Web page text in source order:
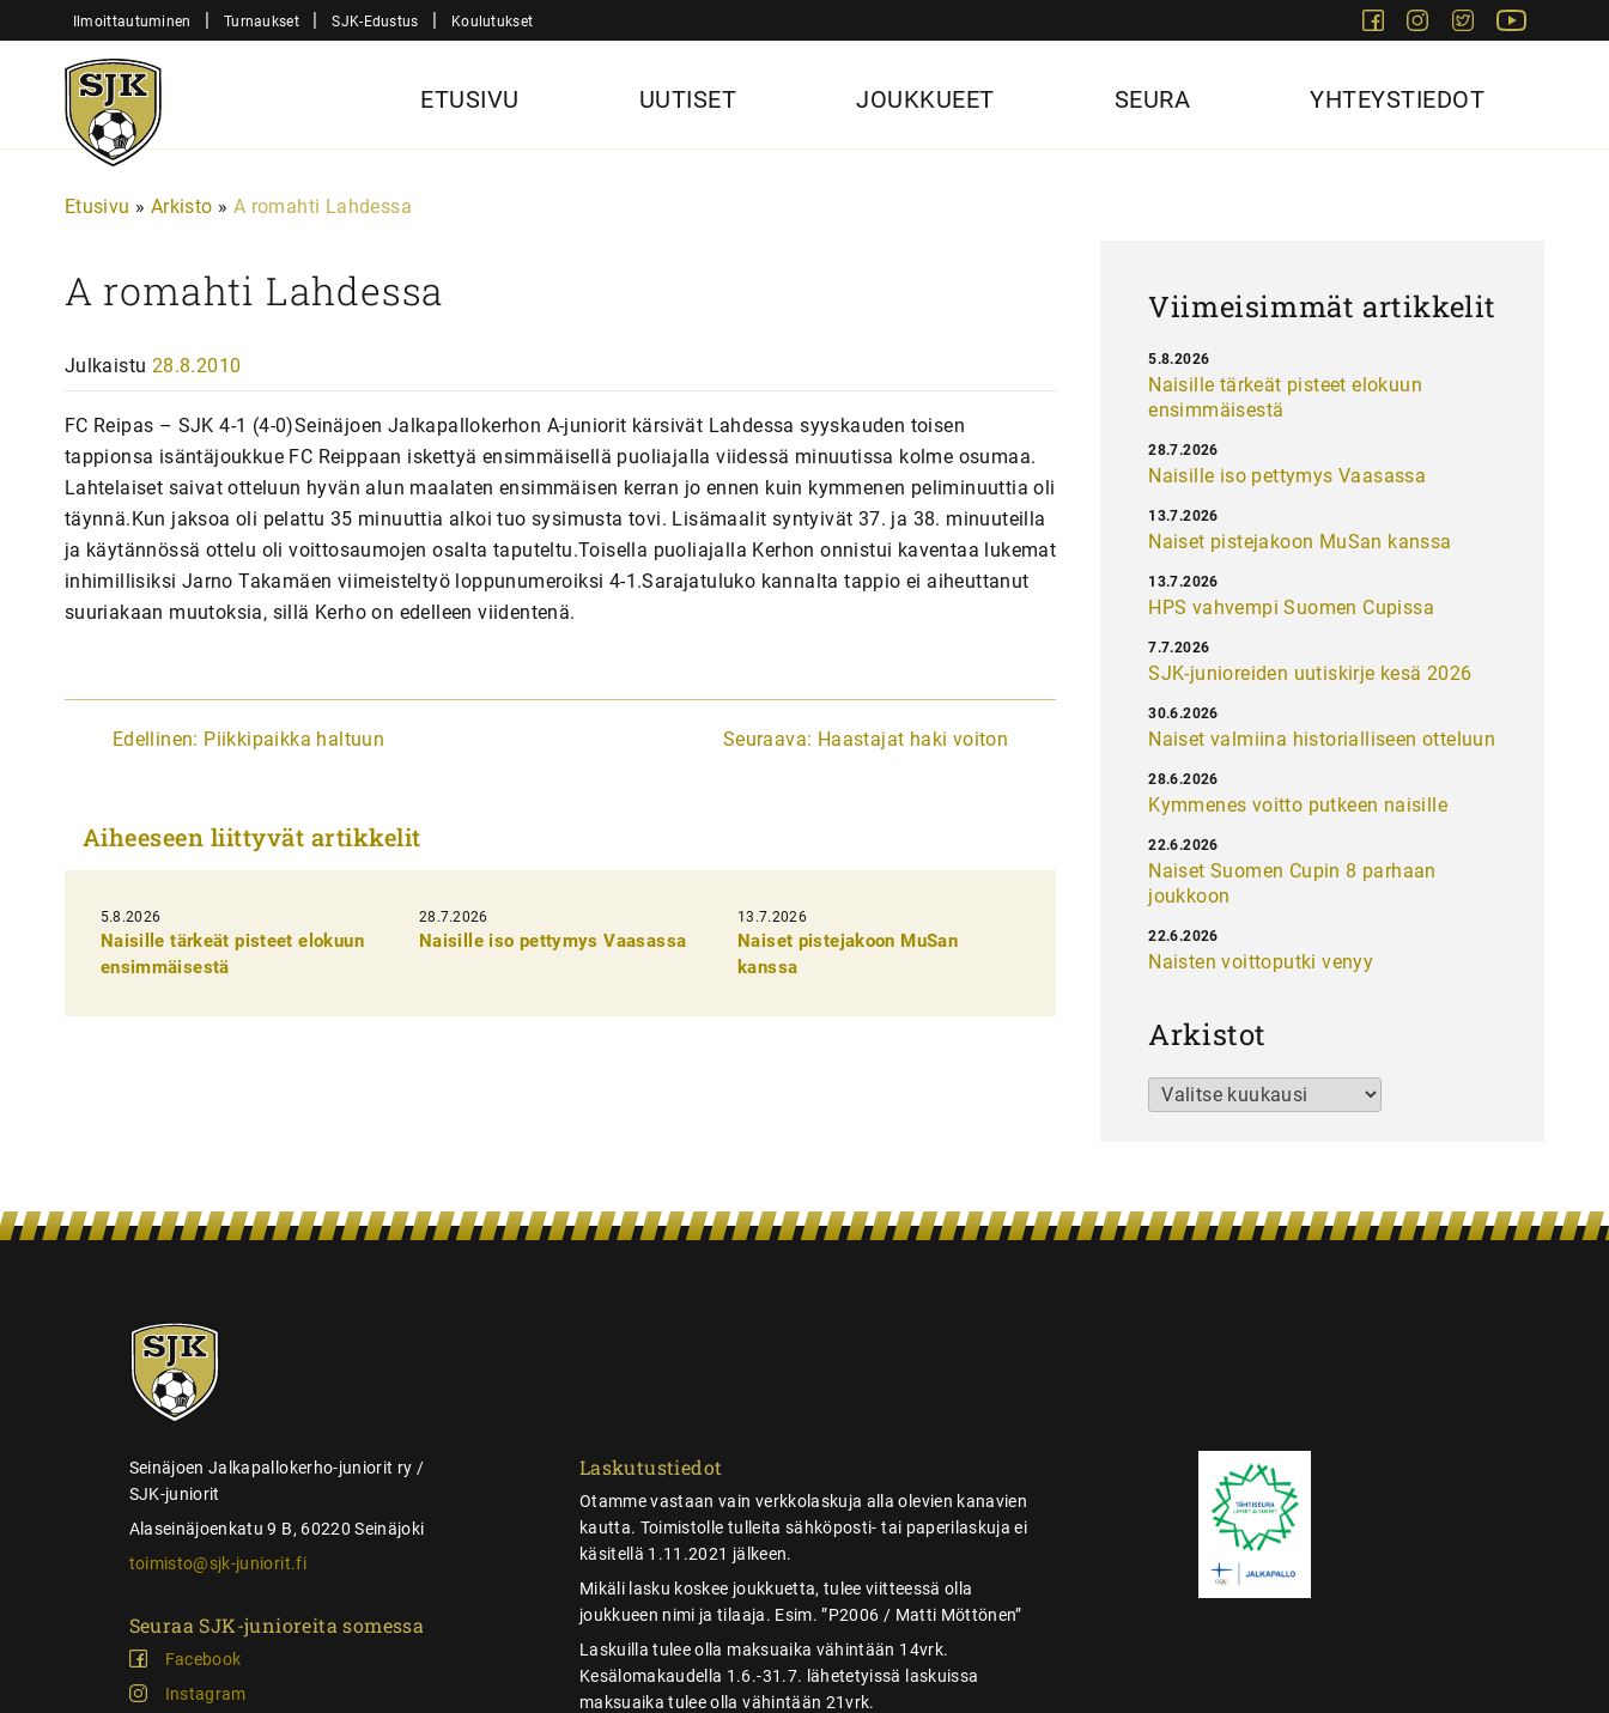
sisältöön
Ilmoittautuminen | Turnaukset | SJK-Edustus | Koulutukset FacebookInstagram
Twitter
Sjk-
Juniorit
ETUSIVU UUTISET JOUKKUEET SEURA YHTEYSTIEDOT
Etusivu » Arkisto » A romahti Lahdessa
A romahti Lahdessa
Julkaistu 28.8.2010
FC Reipas – SJK 4-1 (4-0)Seinäjoen Jalkapallokerhon A-juniorit kärsivät Lahdessa syyskauden toisen
tappionsa isäntäjoukkue FC Reippaan iskettyä ensimmäisellä puoliajalla viidessä minuutissa kolme osumaa.
Lahtelaiset saivat otteluun hyvän alun maalaten ensimmäisen kerran jo ennen kuin kymmenen peliminuuttia oli
täynnä.Kun jaksoa oli pelattu 35 minuuttia alkoi tuo sysimusta tovi. Lisämaalit syntyivät 37. ja 38. minuuteilla
ja käytännössä ottelu oli voittosaumojen osalta taputeltu.Toisella puoliajalla Kerhon onnistui kaventaa lukemat
inhimillisiksi Jarno Takamäen viimeisteltyö loppunumeroiksi 4-1.Sarajatuluko kannalta tappio ei aiheuttanut
suuriakaan muutoksia, sillä Kerho on edelleen viidentenä.
A
i
k
e
l
Edellinen: Piikkipaikka haltuun Seuraava: Haastajat haki voiton
Aiheeseen liittyvät artikkelit
5.8.2026
Naisille tärkeät pisteet elokuun
ensimmäisestä
28.7.2026
Naisille iso pettymys Vaasassa
13.7.2026
Naiset pistejakoon MuSan
kanssa
Viimeisimmät artikkelit
Naisille tärkeät pisteet elokuun
ensimmäisestä
5.8.2026
Naisille iso pettymys Vaasassa
28.7.2026
Naiset pistejakoon MuSan kanssa
13.7.2026
HPS vahvempi Suomen Cupissa
13.7.2026
SJK-junioreiden uutiskirje kesä 2026
7.7.2026
Naiset valmiina historialliseen otteluun
30.6.2026
Kymmenes voitto putkeen naisille
28.6.2026
Naiset Suomen Cupin 8 parhaan
joukkoon
22.6.2026
Naisten voittoputki venyy
22.6.2026
Arkistot
Arkistot
SJK-
juniorit
Seinäjoen Jalkapallokerho-juniorit ry /
SJK-juniorit
Alaseinäjoenkatu 9 B, 60220 Seinäjoki
toimisto@sjk-juniorit.fi
Seuraa SJK-junioreita somessa
Facebook
Instagram
Laskutustiedot
Otamme vastaan vain verkkolaskuja alla olevien kanavien
kautta. Toimistolle tulleita sähköposti- tai paperilaskuja ei
käsitellä 1.11.2021 jälkeen.
Mikäli lasku koskee joukkuetta, tulee viitteessä olla
joukkueen nimi ja tilaaja. Esim. ”P2006 / Matti Möttönen”
Laskuilla tulee olla maksuaika vähintään 14vrk.
Kesälomakaudella 1.6.-31.7. lähetetyissä laskuissa
maksuaika tulee olla vähintään 21vrk.